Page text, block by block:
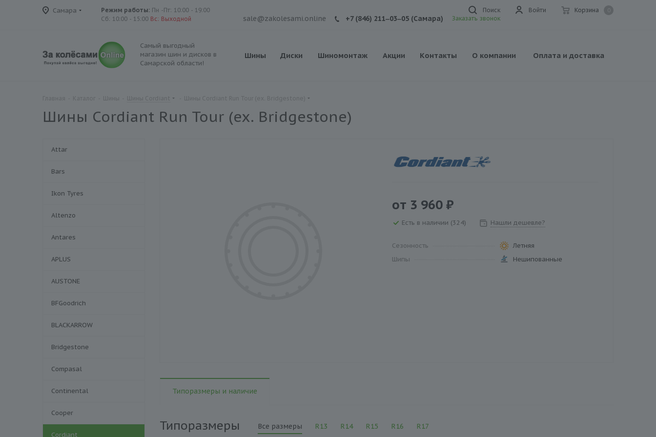
Самара Корзина
Войти
Режим работы: Пн -Пт: 10:00 - 19:00
Сб: 10:00 - 15:00 Вс: Выходной
Поиск
sale@zakolesami.online +7 (846) 211‒03‒05 (Самара) Заказать звонок
Самый выгодный
магазин шин и дисков в
Самарской области!
Шины Диски Шиномонтаж Акции Контакты О компании Оплата и доставка
Шины Cordiant Run Tour (ex. Bridgestone)
от 3 960 ₽
Есть в наличии (324) Нашли дешевле?
Сезонность
Летняя
Шипы
Нешипованные
Типоразмеры и наличие
Типоразмеры Все размеры R13 R14 R15 R16 R17
Attar
Bars
Ikon Tyres
Altenzo
Antares
APLUS
AUSTONE
BFGoodrich
BLACKARROW
Bridgestone
Compasal
Continental
Cooper
Cordiant